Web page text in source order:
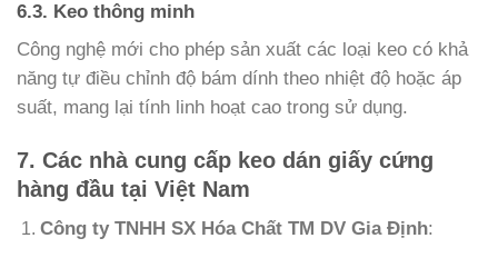
6.3. Keo thông minh
Công nghệ mới cho phép sản xuất các loại keo có khả
năng tự điều chỉnh độ bám dính theo nhiệt độ hoặc áp
suất, mang lại tính linh hoạt cao trong sử dụng.
7. Các nhà cung cấp keo dán giấy cứng
hàng đầu tại Việt Nam
Công ty TNHH SX Hóa Chất TM DV Gia Định: